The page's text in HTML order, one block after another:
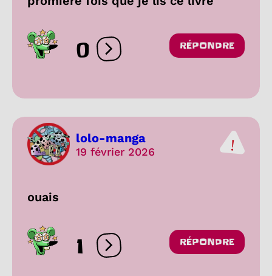
0 Ouvrir les réactions
RÉPONDRE
lolo-manga
19 février 2026
ouais
1 Ouvrir les réactions
RÉPONDRE